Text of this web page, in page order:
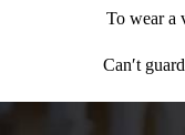
To wear a
Canʹt